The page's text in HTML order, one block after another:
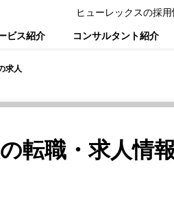
ヒューレックスの採用
ビス紹介 コンサルタント紹介
求人
転職・求人情報